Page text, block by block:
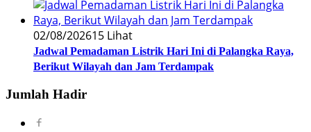
02/08/202615 Lihat
Jadwal Pemadaman Listrik Hari Ini di Palangka Raya,
Berikut Wilayah dan Jam Terdampak
Jumlah Hadir